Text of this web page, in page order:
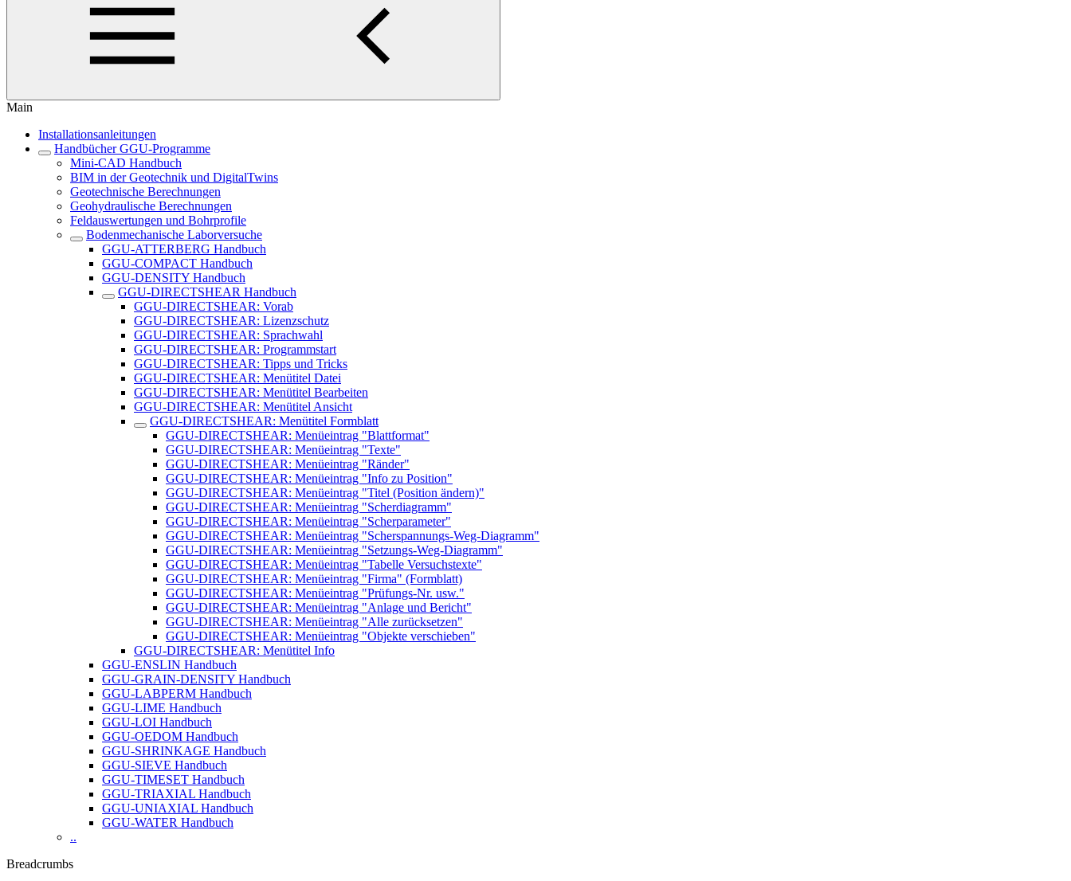
Main
Installationsanleitungen
Handbücher GGU-Programme
Mini-CAD Handbuch
BIM in der Geotechnik und DigitalTwins
Geotechnische Berechnungen
Geohydraulische Berechnungen
Feldauswertungen und Bohrprofile
Bodenmechanische Laborversuche
GGU-ATTERBERG Handbuch
GGU-COMPACT Handbuch
GGU-DENSITY Handbuch
GGU-DIRECTSHEAR Handbuch
GGU-DIRECTSHEAR: Vorab
GGU-DIRECTSHEAR: Lizenzschutz
GGU-DIRECTSHEAR: Sprachwahl
GGU-DIRECTSHEAR: Programmstart
GGU-DIRECTSHEAR: Tipps und Tricks
GGU-DIRECTSHEAR: Menütitel Datei
GGU-DIRECTSHEAR: Menütitel Bearbeiten
GGU-DIRECTSHEAR: Menütitel Ansicht
GGU-DIRECTSHEAR: Menütitel Formblatt
GGU-DIRECTSHEAR: Menüeintrag "Blattformat"
GGU-DIRECTSHEAR: Menüeintrag "Texte"
GGU-DIRECTSHEAR: Menüeintrag "Ränder"
GGU-DIRECTSHEAR: Menüeintrag "Info zu Position"
GGU-DIRECTSHEAR: Menüeintrag "Titel (Position ändern)"
GGU-DIRECTSHEAR: Menüeintrag "Scherdiagramm"
GGU-DIRECTSHEAR: Menüeintrag "Scherparameter"
GGU-DIRECTSHEAR: Menüeintrag "Scherspannungs-Weg-Diagramm"
GGU-DIRECTSHEAR: Menüeintrag "Setzungs-Weg-Diagramm"
GGU-DIRECTSHEAR: Menüeintrag "Tabelle Versuchstexte"
GGU-DIRECTSHEAR: Menüeintrag "Firma" (Formblatt)
GGU-DIRECTSHEAR: Menüeintrag "Prüfungs-Nr. usw."
GGU-DIRECTSHEAR: Menüeintrag "Anlage und Bericht"
GGU-DIRECTSHEAR: Menüeintrag "Alle zurücksetzen"
GGU-DIRECTSHEAR: Menüeintrag "Objekte verschieben"
GGU-DIRECTSHEAR: Menütitel Info
GGU-ENSLIN Handbuch
GGU-GRAIN-DENSITY Handbuch
GGU-LABPERM Handbuch
GGU-LIME Handbuch
GGU-LOI Handbuch
GGU-OEDOM Handbuch
GGU-SHRINKAGE Handbuch
GGU-SIEVE Handbuch
GGU-TIMESET Handbuch
GGU-TRIAXIAL Handbuch
GGU-UNIAXIAL Handbuch
GGU-WATER Handbuch
..
Breadcrumbs